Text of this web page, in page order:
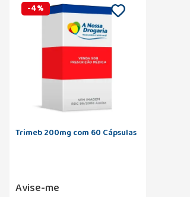
-4%
Trimeb 200mg com 60 Cápsulas
Avise-me